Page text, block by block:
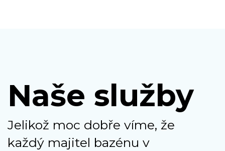
Naše služby
Jelikož moc dobře víme, že
každý majitel bazénu v